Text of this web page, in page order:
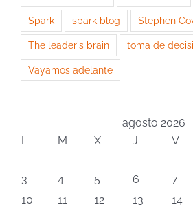
Spark spark blog Stephen
The leader's brain toma de
Vayamos adelante
agosto 2026
L
M X J V
3
4 5 6 7
10
11 12 13 14